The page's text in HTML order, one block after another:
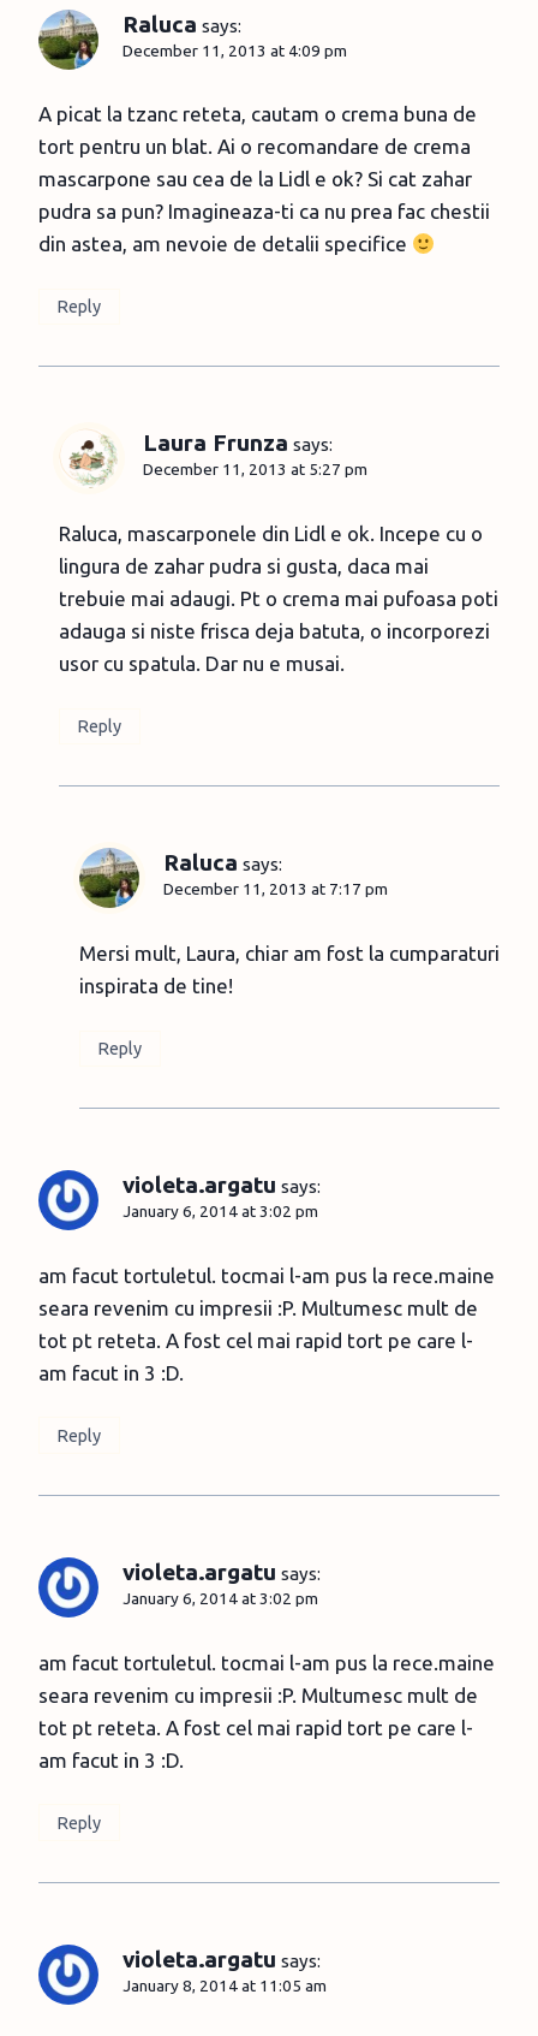
Raluca says:
December 11, 2013 at 4:09 pm
A picat la tzanc reteta, cautam o crema buna de
tort pentru un blat. Ai o recomandare de crema
mascarpone sau cea de la Lidl e ok? Si cat zahar
pudra sa pun? Imagineaza-ti ca nu prea fac chestii
din astea, am nevoie de detalii specifice
Reply
Laura Frunza says:
December 11, 2013 at 5:27 pm
Raluca, mascarponele din Lidl e ok. Incepe cu o
lingura de zahar pudra si gusta, daca mai
trebuie mai adaugi. Pt o crema mai pufoasa poti
adauga si niste frisca deja batuta, o incorporezi
usor cu spatula. Dar nu e musai.
Reply
Raluca says:
December 11, 2013 at 7:17 pm
Mersi mult, Laura, chiar am fost la cumparaturi
inspirata de tine!
Reply
violeta.argatu says:
January 6, 2014 at 3:02 pm
am facut tortuletul. tocmai l-am pus la rece.maine
seara revenim cu impresii :P. Multumesc mult de
tot pt reteta. A fost cel mai rapid tort pe care l-
am facut in 3 :D.
Reply
violeta.argatu says:
January 6, 2014 at 3:02 pm
am facut tortuletul. tocmai l-am pus la rece.maine
seara revenim cu impresii :P. Multumesc mult de
tot pt reteta. A fost cel mai rapid tort pe care l-
am facut in 3 :D.
Reply
violeta.argatu says:
January 8, 2014 at 11:05 am